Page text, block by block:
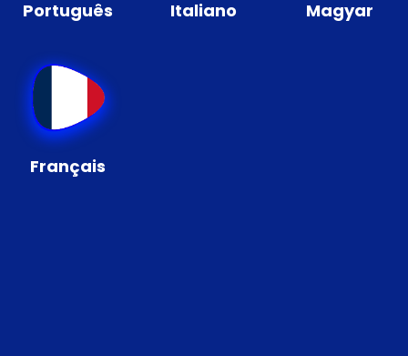
Português Italiano Magyar
Français